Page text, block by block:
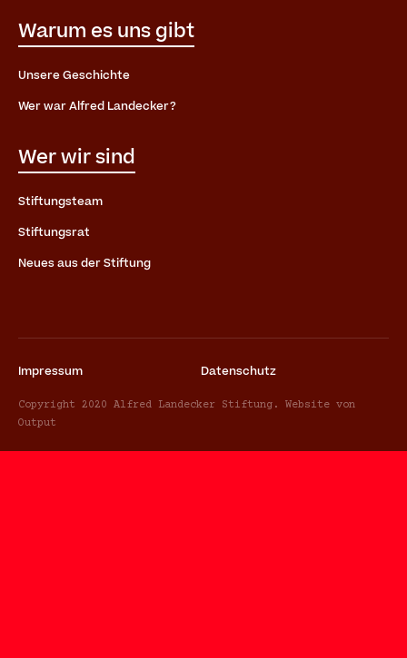
Warum es uns gibt
Unsere Geschichte
Wer war Alfred Landecker?
Wer wir sind
Stiftungsteam
Stiftungsrat
Neues aus der Stiftung
Impressum Datenschutz
Copyright 2020 Alfred Landecker Stiftung. Website von
Output